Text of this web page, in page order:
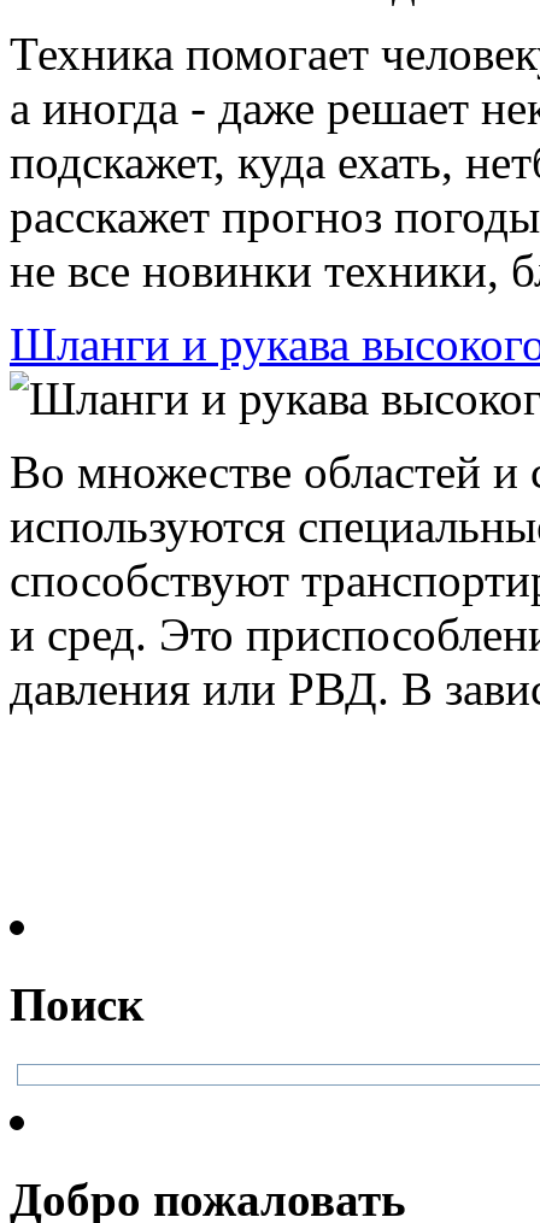
Техника помогает
а иногда - даже решает
подскажет, куда ехать,
расскажет прогноз
не все новинки техники,
Шланги и рукава
Во множестве областей и
используются
способствуют
и сред. Это
давления или РВД. В
Поиск
Добро пожаловать